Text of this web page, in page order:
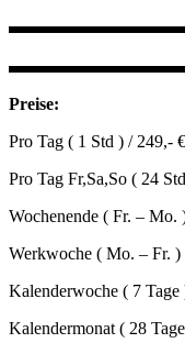
Preise:
Pro Tag ( 1 Std ) / 249,-
Pro Tag Fr,Sa,So ( 24
Wochenende ( Fr. –
Werkwoche ( Mo. – Fr.
Kalenderwoche ( 7
Kalendermonat ( 28